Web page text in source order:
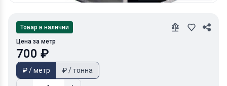
Товар в наличии
Цена за метр
700 ₽
₽ / метр ₽ / тонна